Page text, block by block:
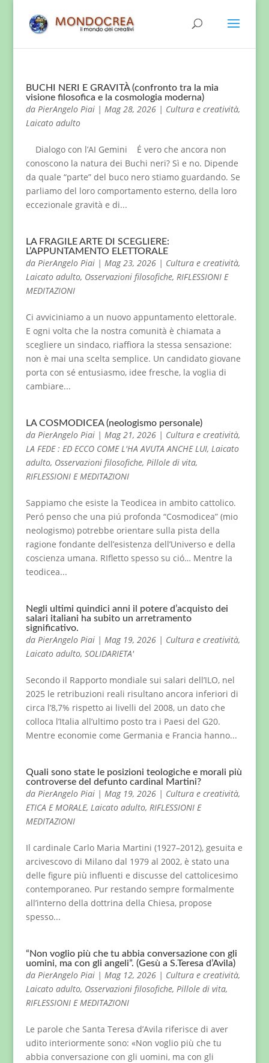
BUCHI NERI E GRAVITÀ (confronto tra la mia
visione filosofica e la cosmologia moderna)
da PierAngelo Piai| Mag 28, 2026| Cultura e creatività,
Laicato adulto
Dialogo con l’AI Gemini É vero che ancora non
conoscono la natura dei Buchi neri? Sì e no. Dipende
da quale “parte” del buco nero stiamo guardando. Se
parliamo del loro comportamento esterno, della loro
eccezionale gravità e di...
LA FRAGILE ARTE DI SCEGLIERE:
L’APPUNTAMENTO ELETTORALE
da PierAngelo Piai| Mag 23, 2026| Cultura e creatività,
Laicato adulto, Osservazioni filosofiche, RIFLESSIONI E
MEDITAZIONI
Ci avviciniamo a un nuovo appuntamento elettorale.
E ogni volta che la nostra comunità è chiamata a
scegliere un sindaco, riaffiora la stessa sensazione:
non è mai una scelta semplice. Un candidato giovane
porta con sé entusiasmo, idee fresche, la voglia di
cambiare...
LA COSMODICEA (neologismo personale)
da PierAngelo Piai| Mag 21, 2026| Cultura e creatività,
LA FEDE : ED ECCO COME L'HA AVUTA ANCHE LUI, Laicato
adulto, Osservazioni filosofiche, Pillole di vita,
RIFLESSIONI E MEDITAZIONI
Sappiamo che esiste la Teodicea in ambito cattolico.
Peró penso che una piú profonda “Cosmodicea” (mio
neologismo) potrebbe orientare sulla pista della
ragione fondante dell’esistenza dell’Universo e della
coscienza umana. RIfletto spesso su ció… Mentre la
teodicea...
Negli ultimi quindici anni il potere d’acquisto dei
salari italiani ha subito un arretramento
significativo.
da PierAngelo Piai| Mag 19, 2026| Cultura e creatività,
Laicato adulto, SOLIDARIETA'
Secondo il Rapporto mondiale sui salari dell’ILO, nel
2025 le retribuzioni reali risultano ancora inferiori di
circa l’8,7% rispetto ai livelli del 2008, un dato che
colloca l’Italia all’ultimo posto tra i Paesi del G20.
Mentre economie come Germania e Francia hanno...
Quali sono state le posizioni teologiche e morali più
controverse del defunto cardinal Martini?
da PierAngelo Piai| Mag 19, 2026| Cultura e creatività,
ETICA E MORALE, Laicato adulto, RIFLESSIONI E
MEDITAZIONI
Il cardinale Carlo Maria Martini (1927–2012), gesuita e
arcivescovo di Milano dal 1979 al 2002, è stato una
delle figure più influenti e discusse del cattolicesimo
contemporaneo. Pur restando sempre formalmente
all’interno della dottrina della Chiesa, propose
spesso...
“Non voglio più che tu abbia conversazione con gli
uomini, ma con gli angeli”. (Gesù a S.Teresa d’Avila)
da PierAngelo Piai| Mag 12, 2026| Cultura e creatività,
Laicato adulto, Osservazioni filosofiche, Pillole di vita,
RIFLESSIONI E MEDITAZIONI
Le parole che Santa Teresa d’Avila riferisce di aver
udito interiormente sono: «Non voglio più che tu
abbia conversazione con gli uomini, ma con gli